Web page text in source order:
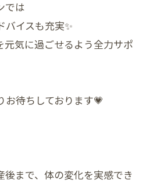
では
バイスも充実✨
気に過ごせるよう全力サポ
お待ちしております💗
まで、体の変化を実感でき